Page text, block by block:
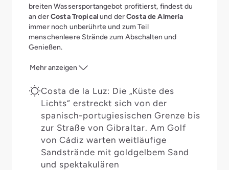
breiten Wassersportangebot profitierst, findest du
an derCosta Tropicalund derCosta de Almería
immer noch unberührte und zum Teil
menschenleere Strände zum Abschalten und
Genießen.
Mehr anzeigen
Costa de la Luz: Die „Küste des
Lichts“ erstreckt sich von der
spanisch-portugiesischen Grenze bis
zur Straße von Gibraltar. Am Golf
von Cádiz warten weitläufige
Sandstrände mit goldgelbem Sand
und spektakulären